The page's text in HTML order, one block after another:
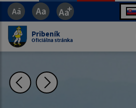
Pribeník
Oficiálna stránka